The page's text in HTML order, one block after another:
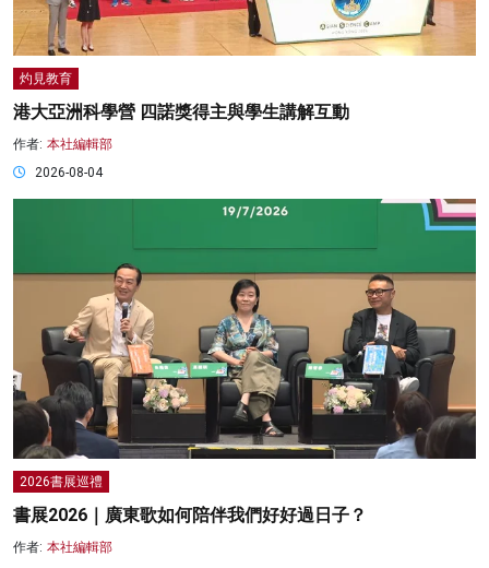
灼見教育
港大亞洲科學營 四諾獎得主與學生講解互動
作者: 本社編輯部
2026-08-04
2026書展巡禮
書展2026｜廣東歌如何陪伴我們好好過日子？
作者: 本社編輯部